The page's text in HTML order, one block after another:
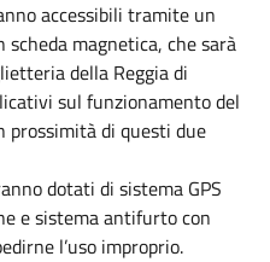
accessibili tramite un
magnetica, che sarà
della Reggia di
sul funzionamento del
prossimità di questi due
dotati di sistema GPS
e sistema antifurto con
l’uso improprio.